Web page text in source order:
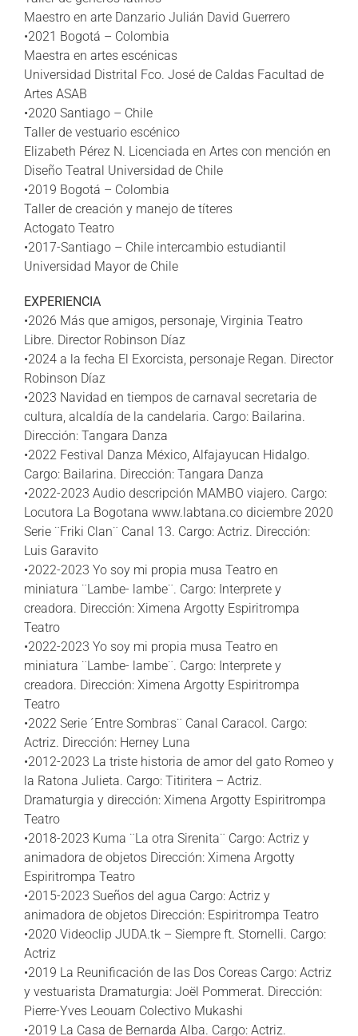
Maestro en arte Danzario Julián David Guerrero
•2021 Bogotá – Colombia
Maestra en artes escénicas
Universidad Distrital Fco. José de Caldas Facultad de
Artes ASAB
•2020 Santiago – Chile
Taller de vestuario escénico
Elizabeth Pérez N. Licenciada en Artes con mención en
Diseño Teatral Universidad de Chile
•2019 Bogotá – Colombia
Taller de creación y manejo de títeres
Actogato Teatro
•2017-Santiago – Chile intercambio estudiantil
Universidad Mayor de Chile
EXPERIENCIA
•2026 Más que amigos, personaje, Virginia Teatro
Libre. Director Robinson Díaz
•2024 a la fecha El Exorcista, personaje Regan. Director
Robinson Díaz
•2023 Navidad en tiempos de carnaval secretaria de
cultura, alcaldía de la candelaria. Cargo: Bailarina.
Dirección: Tangara Danza
•2022 Festival Danza México, Alfajayucan Hidalgo.
Cargo: Bailarina. Dirección: Tangara Danza
•2022-2023 Audio descripción MAMBO viajero. Cargo:
Locutora La Bogotana www.labtana.co diciembre 2020
Serie ¨Friki Clan¨ Canal 13. Cargo: Actriz. Dirección:
Luis Garavito
•2022-2023 Yo soy mi propia musa Teatro en
miniatura ¨Lambe- lambe¨. Cargo: Interprete y
creadora. Dirección: Ximena Argotty Espiritrompa
Teatro
•2022-2023 Yo soy mi propia musa Teatro en
miniatura ¨Lambe- lambe¨. Cargo: Interprete y
creadora. Dirección: Ximena Argotty Espiritrompa
Teatro
•2022 Serie ´Entre Sombras¨ Canal Caracol. Cargo:
Actriz. Dirección: Herney Luna
•2012-2023 La triste historia de amor del gato Romeo y
la Ratona Julieta. Cargo: Titiritera – Actriz.
Dramaturgia y dirección: Ximena Argotty Espiritrompa
Teatro
•2018-2023 Kuma ¨La otra Sirenita¨ Cargo: Actriz y
animadora de objetos Dirección: Ximena Argotty
Espiritrompa Teatro
•2015-2023 Sueños del agua Cargo: Actriz y
animadora de objetos Dirección: Espiritrompa Teatro
•2020 Videoclip JUDA.tk – Siempre ft. Stornelli. Cargo:
Actriz
•2019 La Reunificación de las Dos Coreas Cargo: Actriz
y vestuarista Dramaturgia: Joël Pommerat. Dirección:
Pierre-Yves Leouarn Colectivo Mukashi
•2019 La Casa de Bernarda Alba. Cargo: Actriz.